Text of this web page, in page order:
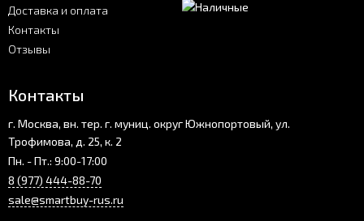
Доставка и оплата
Контакты
Отзывы
Контакты
г. Москва, вн. тер. г. муниц. округ Южнопортовый, ул.
Трофимова, д. 25, к. 2
Пн. - Пт.: 9:00-17:00
8 (977) 444-88-70
sale@smartbuy-rus.ru